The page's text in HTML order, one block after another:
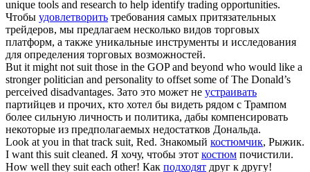
unique tools and research to help identify trading opportunities.
Чтобы удовлетворить требования самых притязательных
трейдеров, мы предлагаем несколько видов торговых
платформ, а также уникальные инструменты и исследования
для определения торговых возможностей.
But it might notsuitthose in the GOP and beyond who would like a
stronger politician and personality to offset some of The Donald’s
perceived disadvantages. Зато это может не устраивать
партийцев и прочих, кто хотел бы видеть рядом с Трампом
более сильную личность и политика, дабы компенсировать
некоторые из предполагаемых недостатков Дональда.
Look at you in that track suit, Red. Знакомый костюмчик, Рыжик.
I want this suitcleaned. Я хочу, чтобы этот костюм почистили.
How well they suiteach other! Как подходят друг к другу!